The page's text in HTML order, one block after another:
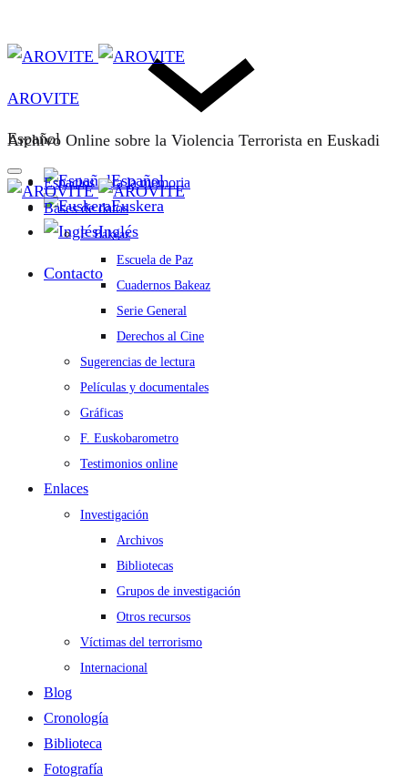
Español
Español
Euskera
Inglés
Contacto
AROVITE
Archivo Online sobre la Violencia Terrorista en Euskadi
Espacios para la memoria
Bases de datos
F. Bakeaz
Escuela de Paz
Cuadernos Bakeaz
Serie General
Derechos al Cine
Sugerencias de lectura
Películas y documentales
Gráficas
F. Euskobarometro
Testimonios online
Enlaces
Investigación
Archivos
Bibliotecas
Grupos de investigación
Otros recursos
Víctimas del terrorismo
Internacional
Blog
Cronología
Biblioteca
Fotografía